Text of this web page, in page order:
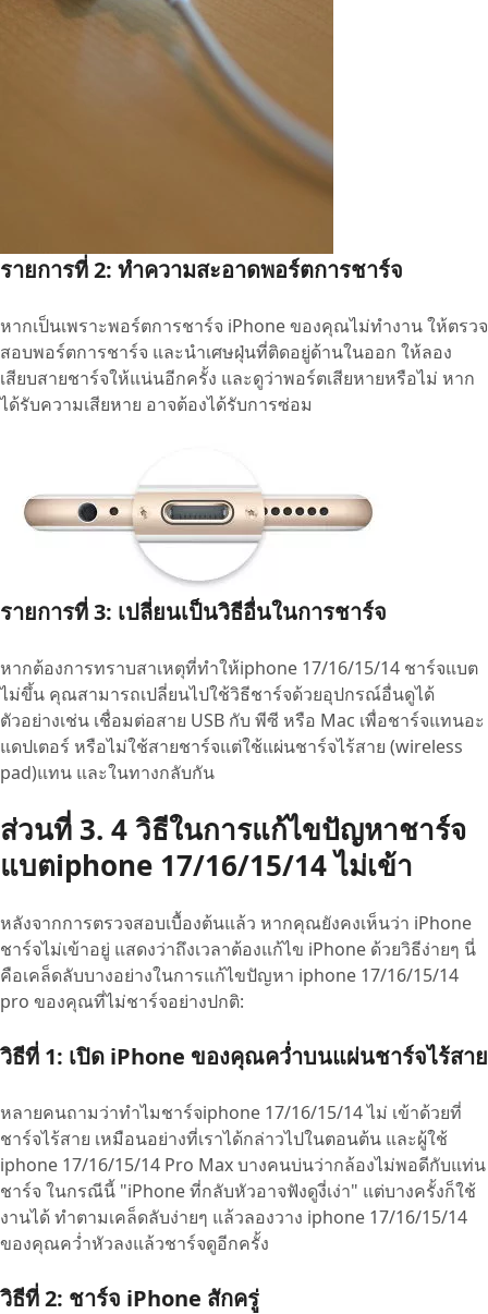
รายการที่ 2: ทำความสะอาดพอร์ตการชาร์จ
หากเป็นเพราะพอร์ตการชาร์จ iPhone ของคุณไม่ทำงาน ให้ตรวจ
สอบพอร์ตการชาร์จ และนำเศษฝุ่นที่ติดอยู่ด้านในออก ให้ลอง
เสียบสายชาร์จให้แน่นอีกครั้ง และดูว่าพอร์ตเสียหายหรือไม่ หาก
ได้รับความเสียหาย อาจต้องได้รับการซ่อม
รายการที่ 3: เปลี่ยนเป็นวิธีอื่นในการชาร์จ
หากต้องการทราบสาเหตุที่ทำให้iphone 17/16/15/14 ชาร์จแบต
ไม่ขึ้น คุณสามารถเปลี่ยนไปใช้วิธีชาร์จด้วยอุปกรณ์อื่นดูได้
ตัวอย่างเช่น เชื่อมต่อสาย USB กับ พีซี หรือ Mac เพื่อชาร์จแทนอะ
แดปเตอร์ หรือไม่ใช้สายชาร์จแต่ใช้แผ่นชาร์จไร้สาย (wireless
pad)แทน และในทางกลับกัน
ส่วนที่ 3. 4 วิธีในการแก้ไขปัญหาชาร์จ
แบตiphone 17/16/15/14 ไม่เข้า
หลังจากการตรวจสอบเบื้องต้นแล้ว หากคุณยังคงเห็นว่า iPhone
ชาร์จไม่เข้าอยู่ แสดงว่าถึงเวลาต้องแก้ไข iPhone ด้วยวิธีง่ายๆ นี่
คือเคล็ดลับบางอย่างในการแก้ไขปัญหา iphone 17/16/15/14
pro ของคุณที่ไม่ชาร์จอย่างปกติ:
วิธีที่ 1: เปิด iPhone ของคุณคว่ำบนแผ่นชาร์จไร้สาย
หลายคนถามว่าทำไมชาร์จiphone 17/16/15/14 ไม่ เข้าด้วยที่
ชาร์จไร้สาย เหมือนอย่างที่เราได้กล่าวไปในตอนต้น และผู้ใช้
iphone 17/16/15/14 Pro Max บางคนบ่นว่ากล้องไม่พอดีกับแท่น
ชาร์จ ในกรณีนี้ "iPhone ที่กลับหัวอาจฟังดูงี่เง่า" แต่บางครั้งก็ใช้
งานได้ ทำตามเคล็ดลับง่ายๆ แล้วลองวาง iphone 17/16/15/14
ของคุณคว่ำหัวลงแล้วชาร์จดูอีกครั้ง
วิธีที่ 2: ชาร์จ iPhone สักครู่